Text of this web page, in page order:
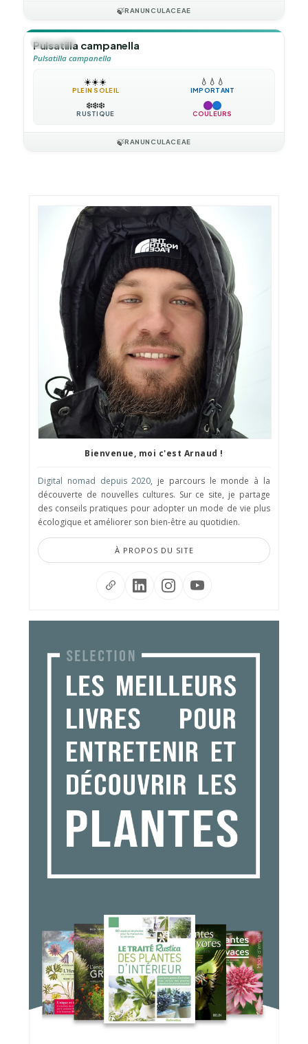
🍃RANUNCULACEAE
🪴VIVACE
Pulsatilla campanella
Pulsatilla campanella
☀️☀️☀️
PLEIN SOLEIL
💧 💧 💧
IMPORTANT
❄️❄️❄️
RUSTIQUE COULEURS
🍃RANUNCULACEAE
Bienvenue, moi c'est Arnaud !
Digital nomad depuis 2020, je parcours le monde à la
découverte de nouvelles cultures. Sur ce site, je partage
des conseils pratiques pour adopter un mode de vie plus
écologique et améliorer son bien-être au quotidien.
À PROPOS DU SITE